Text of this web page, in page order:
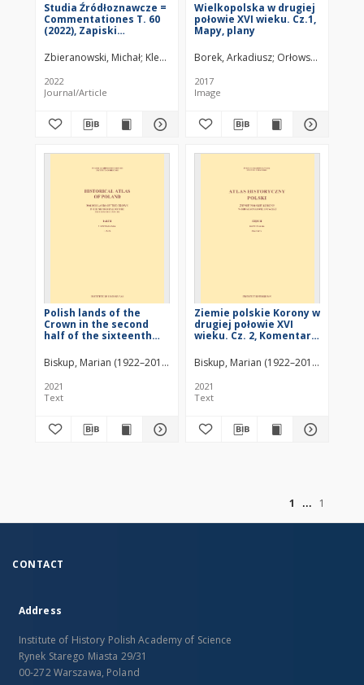
Studia Źródłoznawcze =
Commentationes T. 60
(2022), Zapiski
Zbieranowski, Michał Klemenski, Marcin A. (1992– ) Wójcik, Marek L.
2022
Journal/Article
Wielkopolska w drugiej
połowie XVI wieku. Cz.1,
Mapy, plany
Borek, Arkadiusz Orłowska, Anna
2017
Image
Polish lands of the
Crown in the second
half of the sixteenth
Commentary, lists
Biskup, Marian (1922–2012) Borek, Arkadiusz Boroda, Krzysztof
2021
Text
Ziemie polskie Korony w
drugiej połowie XVI
wieku. Cz. 2, Komentarz,
Biskup, Marian (1922–2012)
2021
Text
1
1
CONTACT
Address
Institute of History Polish Academy of Science
Rynek Starego Miasta 29/31
00-272 Warszawa, Poland